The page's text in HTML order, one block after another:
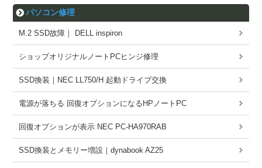
パソコン修理
M.2 SSD故障｜ DELL inspiron
ショップオリジナルノートPCヒンジ修理
SSD換装｜NEC LL750/H 起動ドライブ交換
電源が落ちる 回復オプションになるHPノートPC
回復オプションが表示 NEC PC-HA970RAB
SSD換装とメモリー増設｜dynabook AZ25